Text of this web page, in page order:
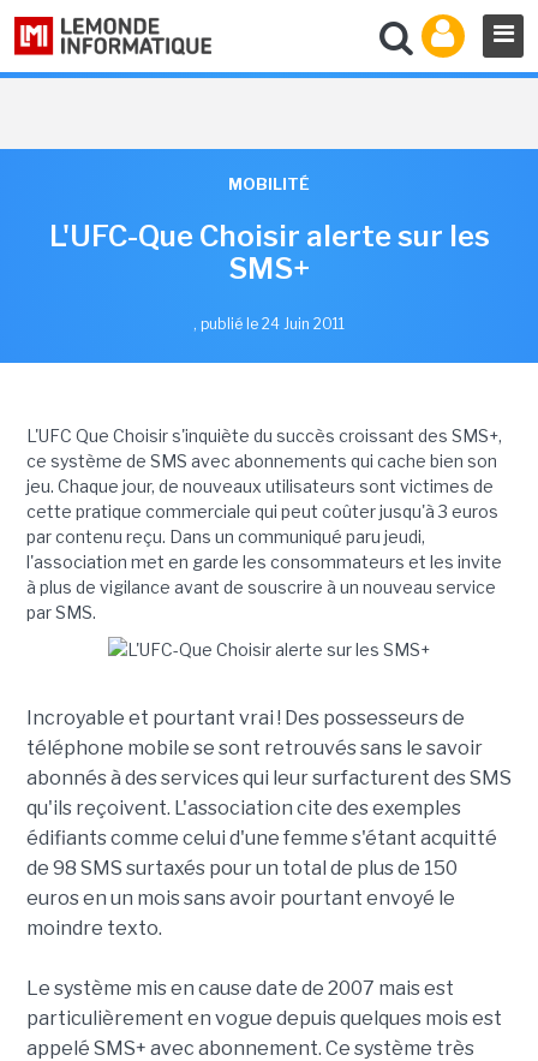
MOBILITÉ
L'UFC-Que Choisir alerte sur les
SMS+
, publié le 24 Juin 2011
L'UFC Que Choisir s'inquiète du succès croissant des SMS+,
ce système de SMS avec abonnements qui cache bien son
jeu. Chaque jour, de nouveaux utilisateurs sont victimes de
cette pratique commerciale qui peut coûter jusqu'à 3 euros
par contenu reçu. Dans un communiqué paru jeudi,
l'association met en garde les consommateurs et les invite
à plus de vigilance avant de souscrire à un nouveau service
par SMS.
Incroyable et pourtant vrai ! Des possesseurs de
téléphone mobile se sont retrouvés sans le savoir
abonnés à des services qui leur surfacturent des SMS
qu'ils reçoivent. L'association cite des exemples
édifiants comme celui d'une femme s'étant acquitté
de 98 SMS surtaxés pour un total de plus de 150
euros en un mois sans avoir pourtant envoyé le
moindre texto.
Le système mis en cause date de 2007 mais est
particulièrement en vogue depuis quelques mois est
appelé SMS+ avec abonnement. Ce système très